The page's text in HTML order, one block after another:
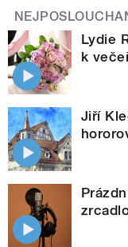
Lydie
k
Jiří